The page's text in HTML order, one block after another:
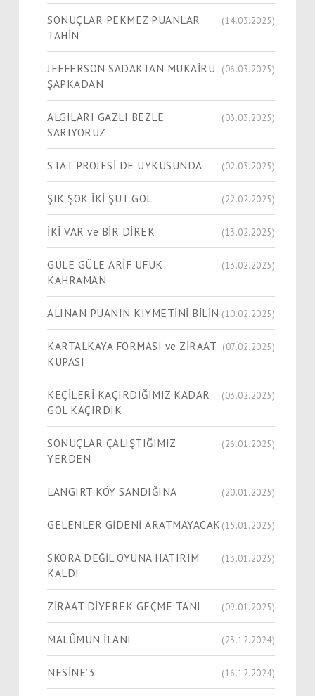
SONUÇLAR PEKMEZ PUANLAR
TAHİN
(14.03.2025)
JEFFERSON SADAKTAN MUKAİRU
ŞAPKADAN
(06.03.2025)
ALGILARI GAZLI BEZLE
SARIYORUZ
(03.03.2025)
STAT PROJESİ DE UYKUSUNDA (02.03.2025)
ŞIK ŞOK İKİ ŞUT GOL (22.02.2025)
İKİ VAR ve BİR DİREK (13.02.2025)
GÜLE GÜLE ARİF UFUK
KAHRAMAN
(13.02.2025)
ALINAN PUANIN KIYMETİNİ BİLİN (10.02.2025)
KARTALKAYA FORMASI ve ZİRAAT
KUPASI
(07.02.2025)
KEÇİLERİ KAÇIRDIĞIMIZ KADAR
GOL KAÇIRDIK
(03.02.2025)
SONUÇLAR ÇALIŞTIĞIMIZ
YERDEN
(26.01.2025)
LANGIRT KÖY SANDIĞINA (20.01.2025)
GELENLER GİDENİ ARATMAYACAK (15.01.2025)
SKORA DEĞİL OYUNA HATIRIM
KALDI
(13.01.2025)
ZİRAAT DİYEREK GEÇME TANI (09.01.2025)
MALÛMUN İLANI (23.12.2024)
NESİNE’3 (16.12.2024)